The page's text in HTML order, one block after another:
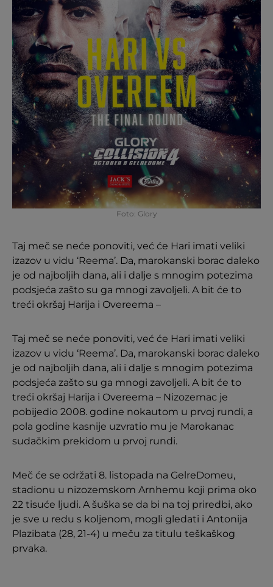
Foto: Glory
Taj meč se neće ponoviti, već će Hari imati veliki
izazov u vidu ‘Reema’. Da, marokanski borac daleko
je od najboljih dana, ali i dalje s mnogim potezima
podsjeća zašto su ga mnogi zavoljeli. A bit će to
treći okršaj Harija i Overeema –
Taj meč se neće ponoviti, već će Hari imati veliki
izazov u vidu ‘Reema’. Da, marokanski borac daleko
je od najboljih dana, ali i dalje s mnogim potezima
podsjeća zašto su ga mnogi zavoljeli. A bit će to
treći okršaj Harija i Overeema – Nizozemac je
pobijedio 2008. godine nokautom u prvoj rundi, a
pola godine kasnije uzvratio mu je Marokanac
sudačkim prekidom u prvoj rundi.
Meč će se održati 8. listopada na GelreDomeu,
stadionu u nizozemskom Arnhemu koji prima oko
22 tisuće ljudi. A šuška se da bi na toj priredbi, ako
je sve u redu s koljenom, mogli gledati i Antonija
Plazibata (28, 21-4) u meču za titulu teškaškog
prvaka.